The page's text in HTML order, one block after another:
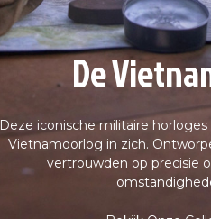
De
Deze iconische militaire
Vietnamoorlog in zich.
vertrouwden op precisie